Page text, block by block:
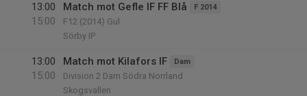
13:00
15:00
Match mot Gefle IF FF Blå F 2014
F12 (2014) Gul
Sörby IP
13:00
15:00
Match mot Kilafors IF Dam
Division 2 Dam Södra Norrland
Skogsvallen